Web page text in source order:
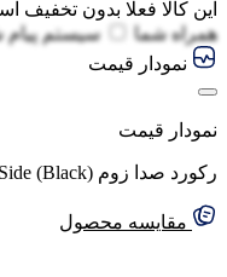
این کالا فعلا بدون
همراه شما
سیستم
نمودار قیمت
نمودار قیمت
رکورد صدا زوم (Zoom H6 2020 Version Without Mide-Side (Black
مقایسه محصول